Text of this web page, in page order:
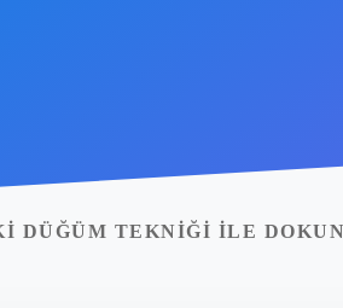
DÜĞÜM TEKNIĞI ILE